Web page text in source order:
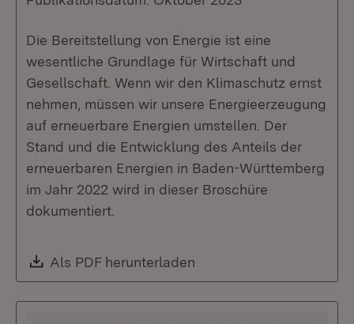
Die Bereitstellung von Energie ist eine
wesentliche Grundlage für Wirtschaft und
Gesellschaft. Wenn wir den Klimaschutz ernst
nehmen, müssen wir unsere Energieerzeugung
auf erneuerbare Energien umstellen. Der
Stand und die Entwicklung des Anteils der
erneuerbaren Energien in Baden-Württemberg
im Jahr 2022 wird in dieser Broschüre
dokumentiert.
Download:
Als PDF herunterladen